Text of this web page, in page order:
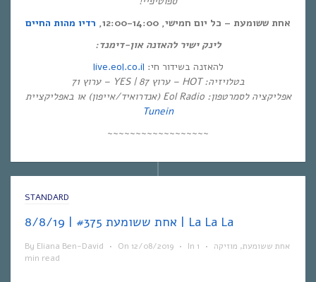
אחת ששומעת – כל יום חמישי, 12:00-14:00,
רדיו מהות החיים
לינק ישיר להאזנה און-דימנד:
להאזנה בשידור חי: live.eol.co.il
בטלויזיה: HOT – ערוץ 87 | YES – ערוץ 71
אפליקציה לסמרטפון: Eol Radio (אנדרואיד/אייפון) או באפליקציית
Tunein
~~~~~~~~~~~~~~~~~~
STANDARD
אחת ששומעת #375 | 8/8/19 | La La La
By Eliana Ben-David • On 12/08/2019 • In אחת ששומעת, מוזיקה •
1
min read